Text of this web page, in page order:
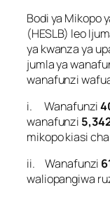
Bodi ya Mikopo
(HESLB) leo
ya kwanza ya
jumla ya
wanafunzi
i. Wanafunzi
wanafunzi
mikopo kiasi
ii. Wanafunzi
waliopangiwa